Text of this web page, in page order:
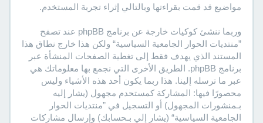
مواضيع قد قمت بقراءتها وبالتالي إثراء تجربة المستخدم.
وربما ننشئ كوكيات خارجة عن برنامج phpBB عند تصفح
”منتديات الحوار الجامعية السياسية“ ولكن هذا خارج نطاق هذا
المستند الذي يهدف فقط إلى تغطية الصفحات المنشأة عبر
برنامج phpBB. الطريق الأخرى التي نجمع بها معلوماتك هي
عبر ما ترسله إلينا. هذا ربما يكون أحد هذه الأشياء وليس
محصورًا فيها: المشاركة كمستحدم مجهول (يشار إليه
بـمنشورات المجهول) أو التسجيل في ”منتديات الحوار
الجامعية السياسية“ (يشار إلي بـحسابك) وإرسال مشاركات